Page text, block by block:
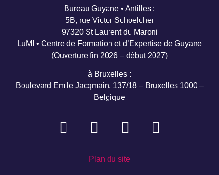
Bureau Guyane • Antilles :
5B, rue Victor Schoelcher
97320 St Laurent du Maroni
LuMI • Centre de Formation et d’Expertise de Guyane
(Ouverture fin 2026 – début 2027)
à Bruxelles :
Boulevard Emile Jacqmain, 137/18 – Bruxelles 1000 –
Belgique
Plan du site